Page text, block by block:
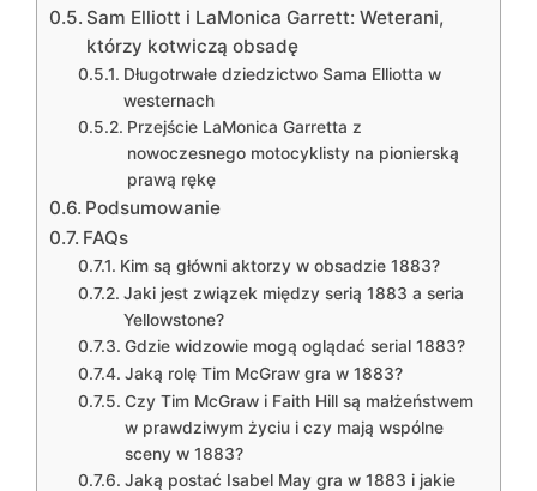
Sam Elliott i LaMonica Garrett: Weterani,
którzy kotwiczą obsadę
Długotrwałe dziedzictwo Sama Elliotta w
westernach
Przejście LaMonica Garretta z
nowoczesnego motocyklisty na pionierską
prawą rękę
Podsumowanie
FAQs
Kim są główni aktorzy w obsadzie 1883?
Jaki jest związek między serią 1883 a seria
Yellowstone?
Gdzie widzowie mogą oglądać serial 1883?
Jaką rolę Tim McGraw gra w 1883?
Czy Tim McGraw i Faith Hill są małżeństwem
w prawdziwym życiu i czy mają wspólne
sceny w 1883?
Jaką postać Isabel May gra w 1883 i jakie